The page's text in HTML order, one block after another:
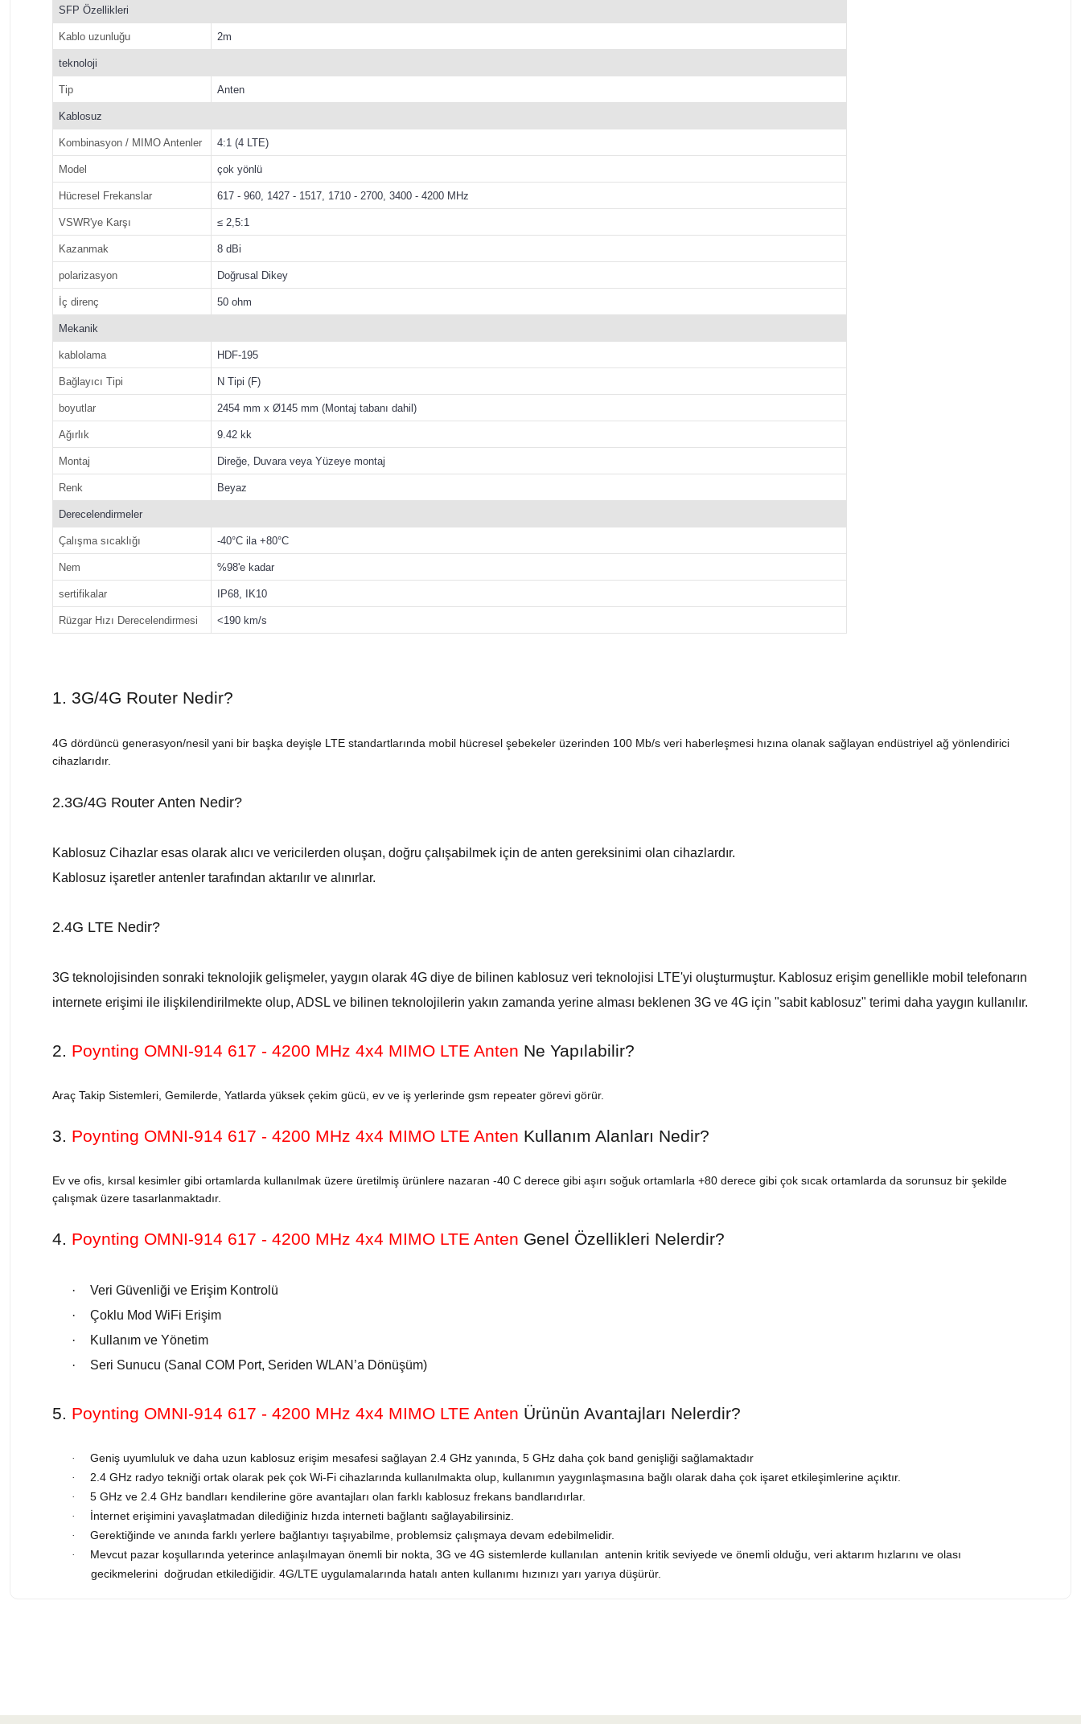
SFP Özellikleri
Kablo uzunluğu 2m
teknoloji
Tip Anten
Kablosuz
Kombinasyon / MIMO Antenler 4:1 (4 LTE)
Model çok yönlü
Hücresel Frekanslar 617 - 960, 1427 - 1517, 1710 - 2700, 3400 - 4200 MHz
VSWR'ye Karşı ≤ 2,5:1
Kazanmak 8 dBi
polarizasyon Doğrusal Dikey
İç direnç 50 ohm
Mekanik
kablolama HDF-195
Bağlayıcı Tipi N Tipi (F)
boyutlar 2454 mm x Ø145 mm (Montaj tabanı dahil)
Ağırlık 9.42 kk
Montaj Direğe, Duvara veya Yüzeye montaj
Renk Beyaz
Derecelendirmeler
Çalışma sıcaklığı -40°C ila +80°C
Nem %98'e kadar
sertifikalar IP68, IK10
Rüzgar Hızı Derecelendirmesi <190 km/s
1. 3G/4G Router Nedir?
4G dördüncü generasyon/nesil yani bir başka deyişle LTE standartlarında mobil hücresel şebekeler üzerinden 100 Mb/s veri haberleşmesi hızına olanak sağlayan endüstriyel ağ yönlendirici
cihazlarıdır.
2.3G/4G Router Anten Nedir?
Kablosuz Cihazlar esas olarak alıcı ve vericilerden oluşan, doğru çalışabilmek için de anten gereksinimi olan cihazlardır.
Kablosuz işaretler antenler tarafından aktarılır ve alınırlar.
2.4G LTE Nedir?
3G teknolojisinden sonraki teknolojik gelişmeler, yaygın olarak 4G diye de bilinen kablosuz veri teknolojisi LTE'yi oluşturmuştur. Kablosuz erişim genellikle mobil telefonarın
internete erişimi ile ilişkilendirilmekte olup, ADSL ve bilinen teknolojilerin yakın zamanda yerine alması beklenen 3G ve 4G için "sabit kablosuz" terimi daha yaygın kullanılır.
2. Poynting OMNI-914 617 - 4200 MHz 4x4 MIMO LTE Anten Ne Yapılabilir?
Araç Takip Sistemleri, Gemilerde, Yatlarda yüksek çekim gücü, ev ve iş yerlerinde gsm repeater görevi görür.
3. Poynting OMNI-914 617 - 4200 MHz 4x4 MIMO LTE Anten Kullanım Alanları Nedir?
Ev ve ofis, kırsal kesimler gibi ortamlarda kullanılmak üzere üretilmiş ürünlere nazaran -40 C derece gibi aşırı soğuk ortamlarla +80 derece gibi çok sıcak ortamlarda da sorunsuz bir şekilde
çalışmak üzere tasarlanmaktadır.
4. Poynting OMNI-914 617 - 4200 MHz 4x4 MIMO LTE Anten Genel Özellikleri Nelerdir?
·
Veri Güvenliği ve Erişim Kontrolü
·
Çoklu Mod WiFi Erişim
·
Kullanım ve Yönetim
·
Seri Sunucu (Sanal COM Port, Seriden WLAN’a Dönüşüm)
5. Poynting OMNI-914 617 - 4200 MHz 4x4 MIMO LTE Anten Ürünün Avantajları Nelerdir?
· Geniş uyumluluk ve daha uzun kablosuz erişim mesafesi sağlayan 2.4 GHz yanında, 5 GHz daha çok band genişliği sağlamaktadır
· 2.4 GHz radyo tekniği ortak olarak pek çok Wi-Fi cihazlarında kullanılmakta olup, kullanımın yaygınlaşmasına bağlı olarak daha çok işaret etkileşimlerine açıktır.
· 5 GHz ve 2.4 GHz bandları kendilerine göre avantajları olan farklı kablosuz frekans bandlarıdırlar.
· İnternet erişimini yavaşlatmadan dilediğiniz hızda interneti bağlantı sağlayabilirsiniz.
· Gerektiğinde ve anında farklı yerlere bağlantıyı taşıyabilme, problemsiz çalışmaya devam edebilmelidir.
·
Mevcut pazar koşullarında yeterince anlaşılmayan önemli bir nokta, 3G ve 4G sistemlerde kullanılan antenin kritik seviyede ve önemli olduğu, veri aktarım hızlarını ve olası
gecikmelerini doğrudan etkilediğidir. 4G/LTE uygulamalarında hatalı anten kullanımı hızınızı yarı yarıya düşürür.